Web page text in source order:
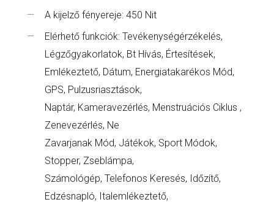
A kijelző fényereje: 450 Nit
Elérhető funkciók: Tevékenységérzékelés,
Légzőgyakorlatok, Bt Hívás, Értesítések,
Emlékeztető, Dátum, Energiatakarékos Mód,
GPS, Pulzusriasztások,
Naptár, Kameravezérlés, Menstruációs Ciklus ,
Zenevezérlés, Ne
Zavarjanak Mód, Játékok, Sport Módok,
Stopper, Zseblámpa,
Számológép, Telefonos Keresés, Időzítő,
Edzésnapló, Italemlékeztető,